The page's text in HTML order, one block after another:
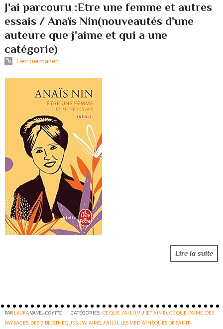
J'ai parcouru :Etre une femme et autres
essais / Anaïs Nin(nouveautés d'une
auteure que j'aime et qui a une
catégorie)
Lien permanent
Lire la suite
PARLAURAVANEL-COYTTE CATÉGORIES :CE QUE J'AI LU,VU (ET AIMÉ) ,CE QUE J'AIME. DES
PAYSAGES DES BIBLIOTHÈQUES J'AI AIMÉ J'AI LU LES MÉDIATHÈQUES DE SAINT-